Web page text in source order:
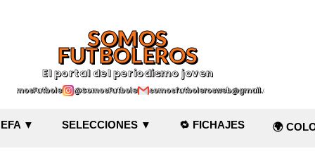
SOMOS
FUTBOLEROS
El portal del periodismo joven
@SomosFutbolerossomosfutbolerosweb@gmail.com
▼ SELECCIONES ▼ 🔁 FICHAJES 🌍